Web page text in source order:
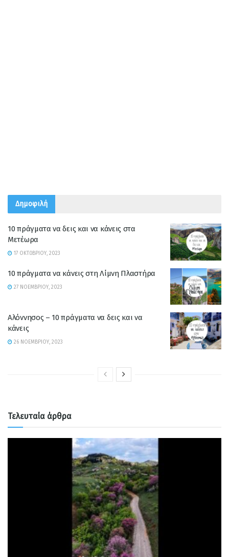
Δημοφιλή
10 πράγματα να δεις και να κάνεις στα
Μετέωρα
17 ΟΚΤΩΒΡΊΟΥ, 2023
10 πράγματα να κάνεις στη Λίμνη Πλαστήρα
27 ΝΟΕΜΒΡΊΟΥ, 2023
Αλόννησος – 10 πράγματα να δεις και να
κάνεις
26 ΝΟΕΜΒΡΊΟΥ, 2023
Τελευταία άρθρα